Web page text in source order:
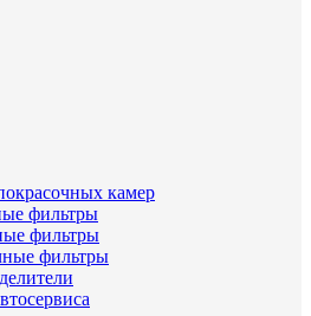
камер
фильтры
фильтры
фильтры